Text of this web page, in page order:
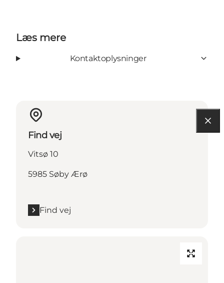
Læs mere
Kontaktoplysninger
Find vej
Vitsø 10
5985 Søby Ærø
Find vej